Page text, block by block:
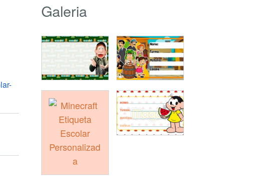
Galeria